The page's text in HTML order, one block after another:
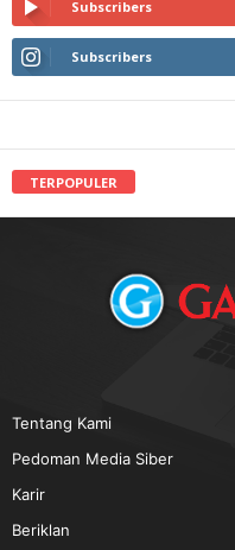
Subscribers
Subscribers